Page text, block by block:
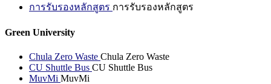
การรับรองหลักสูตร การรับรองหลักสูตร
Green University
Chula Zero Waste Chula Zero Waste
CU Shuttle Bus CU Shuttle Bus
MuvMi MuvMi